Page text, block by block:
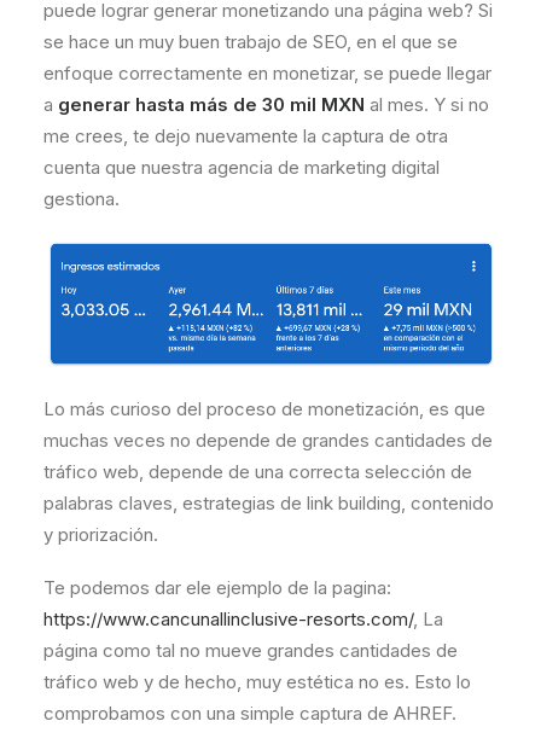
puede lograr generar monetizando una página web? Si
se hace un muy buen trabajo de SEO, en el que se
enfoque correctamente en monetizar, se puede llegar
a generar hasta más de 30 mil MXN al mes. Y si no
me crees, te dejo nuevamente la captura de otra
cuenta que nuestra agencia de marketing digital
gestiona.
Lo más curioso del proceso de monetización, es que
muchas veces no depende de grandes cantidades de
tráfico web, depende de una correcta selección de
palabras claves, estrategias de link building, contenido
y priorización.
Te podemos dar ele ejemplo de la pagina:
https://www.cancunallinclusive-resorts.com/, La
página como tal no mueve grandes cantidades de
tráfico web y de hecho, muy estética no es. Esto lo
comprobamos con una simple captura de AHREF.